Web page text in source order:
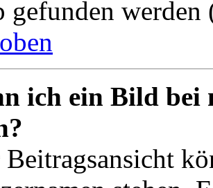
gefunden
ich ein Bild bei